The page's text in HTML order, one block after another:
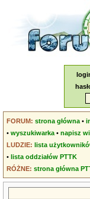
FORUM: strona główna •
•wyszukiwarka •napisz
LUDZIE: lista
•lista oddziałów PTTK
RÓŻNE: strona główna